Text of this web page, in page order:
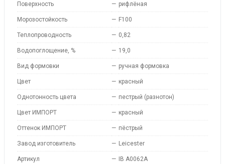
Поверхность — рифлёная
Морозостойкость — F100
Теплопроводность — 0,82
Водопоглощение, % — 19,0
Вид формовки — ручная формовка
Цвет — красный
Однотонность цвета — пестрый (разнотон)
Цвет ИМПОРТ — красный
Оттенок ИМПОРТ — пёстрый
Завод изготовитель — Leicester
Артикул — IB A0062A